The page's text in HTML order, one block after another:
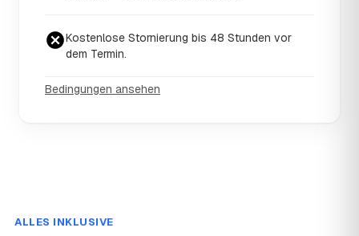
Kostenlose Stornierung bis 48 Stunden vor
dem Termin.
Bedingungen ansehen
ALLES INKLUSIVE